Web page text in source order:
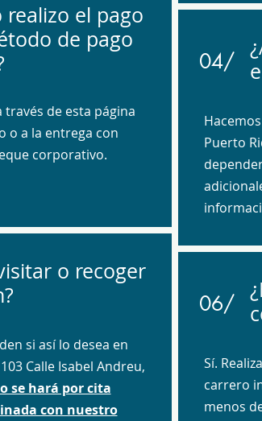
realizo el pago
de pago
de esta página
o a la entrega con
corporativo.
o recoger
si así lo desea en
Calle Isabel Andreu,
se hará por cita
con nuestro
04/
Puerto
06/
Sí.
carrero
menos